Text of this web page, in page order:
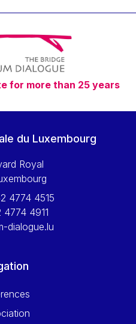
for more than 25 years
du Luxembourg
Royal
4774 4515
4774 4911
dialogue.lu